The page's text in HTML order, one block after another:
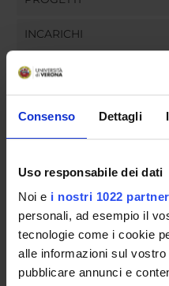
Consenso Dettagli
Uso responsabile dei dati
Noi e i nostri 1022 partner
personali, ad esempio il
tecnologie come i cookie
alle informazioni sul
pubblicare annunci e
INCARICHI
ORGANIZZAZIONE
UFFICI E STRUTTURE DI
SERVIZI DI SEGRETERIA